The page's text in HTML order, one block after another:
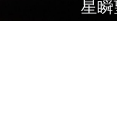
星